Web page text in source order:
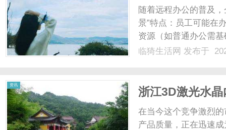
随着远程办公的普及
景”特点：员工可能在
资源（如普通办公需
（如月末报表、项目
临猗生活网 发布于
资讯
浙江3D激光水
在当今这个竞争激烈
产品质量，正在迅速